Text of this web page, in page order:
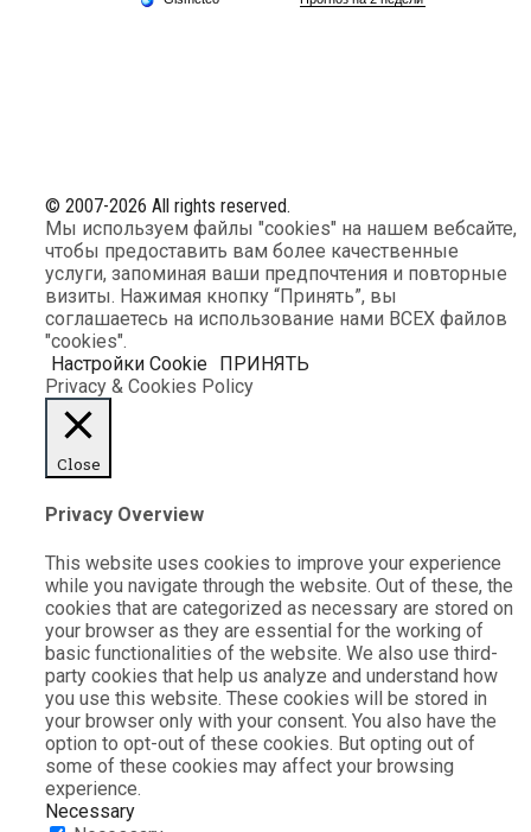
© 2007-2026 All rights reserved.
Мы используем файлы "cookies" на нашем вебсайте,
чтобы предоставить вам более качественные
услуги, запоминая ваши предпочтения и повторные
визиты. Нажимая кнопку “Принять”, вы
соглашаетесь на использование нами ВСЕХ файлов
"cookies".
Настройки Cookie
ПРИНЯТЬ
Privacy & Cookies Policy
Close
Privacy Overview
This website uses cookies to improve your experience
while you navigate through the website. Out of these, the
cookies that are categorized as necessary are stored on
your browser as they are essential for the working of
basic functionalities of the website. We also use third-
party cookies that help us analyze and understand how
you use this website. These cookies will be stored in
your browser only with your consent. You also have the
option to opt-out of these cookies. But opting out of
some of these cookies may affect your browsing
experience.
Necessary